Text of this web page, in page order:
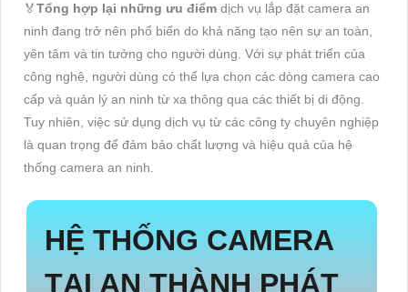
️🏅️Tổng hợp lại những ưu điểm dịch vụ lắp đặt camera an
ninh đang trở nên phổ biến do khả năng tạo nên sự an toàn,
yên tâm và tin tưởng cho người dùng. Với sự phát triển của
công nghệ, người dùng có thể lựa chọn các dòng camera cao
cấp và quản lý an ninh từ xa thông qua các thiết bị di động.
Tuy nhiên, việc sử dụng dịch vụ từ các công ty chuyên nghiệp
là quan trọng để đảm bảo chất lượng và hiệu quả của hệ
thống camera an ninh.
HỆ THỐNG CAMERA
TẠI AN THÀNH PHÁT